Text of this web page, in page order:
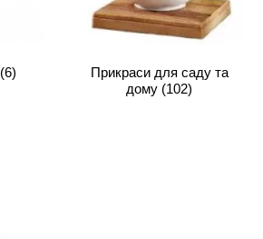
(6)
Прикраси для саду та
дому (102)